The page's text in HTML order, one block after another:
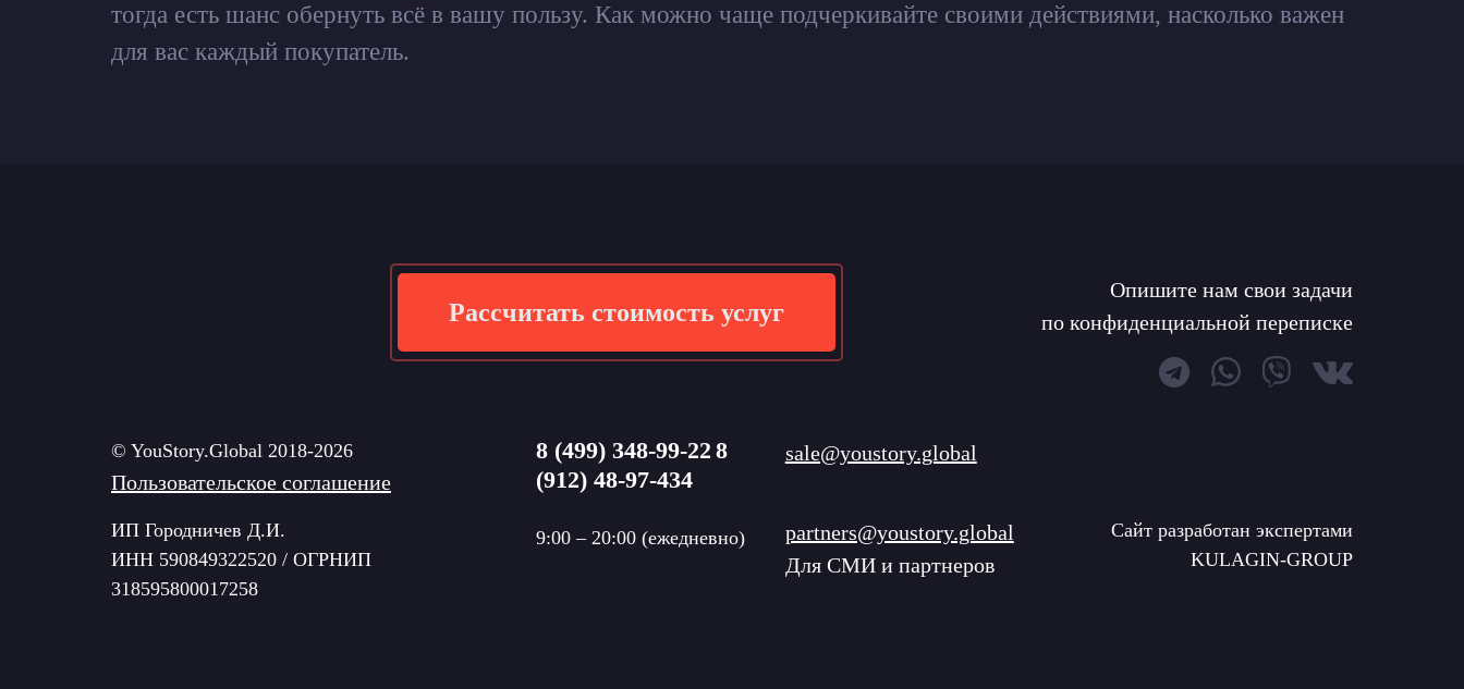
тогда есть шанс обернуть всё в вашу пользу. Как можно чаще подчеркивайте своими действиями, насколько важен
для вас каждый покупатель.
Рассчитать стоимость услуг
Опишите нам свои задачи
по конфиденциальной переписке
© YouStory.Global 2018-2026
Пользовательское соглашение
8 (499) 348-99-22 8
(912) 48-97-434
sale@youstory.global
ИП Городничев Д.И.
ИНН 590849322520 / ОГРНИП
318595800017258
9:00 – 20:00 (ежедневно)
partners@youstory.global
Для СМИ и партнеров
Сайт разработан экспертами
KULAGIN-GROUP